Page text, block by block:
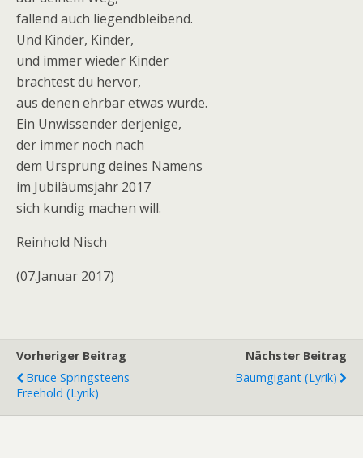
fallend auch liegendbleibend.
Und Kinder, Kinder,
und immer wieder Kinder
brachtest du hervor,
aus denen ehrbar etwas wurde.
Ein Unwissender derjenige,
der immer noch nach
dem Ursprung deines Namens
im Jubiläumsjahr 2017
sich kundig machen will.
Reinhold Nisch
(07.Januar 2017)
Vorheriger Beitrag
Bruce Springsteens
Freehold (Lyrik)
Nächster Beitrag
Baumgigant (Lyrik)